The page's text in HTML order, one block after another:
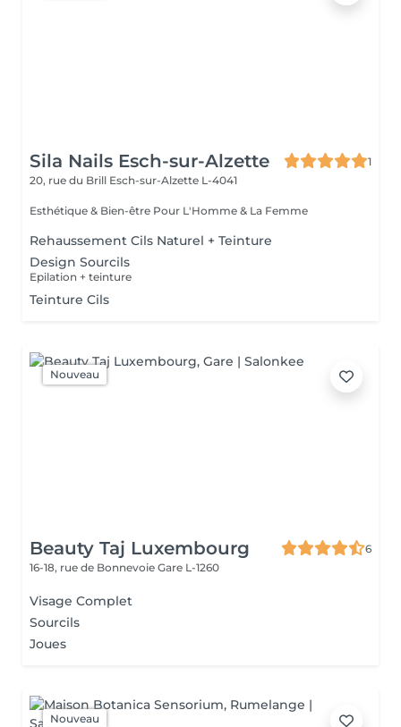
Sila Nails Esch-sur-Alzette
1
20, rue du Brill Esch-sur-Alzette L-4041
Esthétique & Bien-être Pour L'Homme & La Femme
Rehaussement Cils Naturel + Teinture
Design Sourcils
Epilation + teinture
Teinture Cils
Nouveau
Beauty Taj Luxembourg
6
16-18, rue de Bonnevoie Gare L-1260
Visage Complet
Sourcils
Joues
Nouveau